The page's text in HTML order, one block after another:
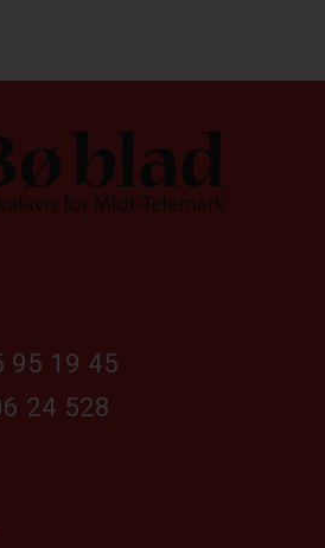
95 19 45
24 528